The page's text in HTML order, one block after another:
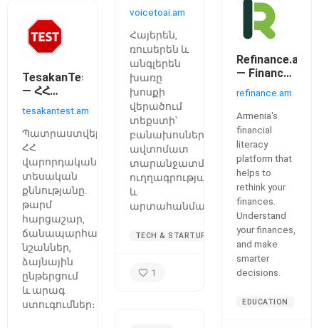
TesakanTest.am
— ՀՀ
վարորդական
տեսական
թեստեր
և
ճանապարհային
նշաններ
tesakantest.am
Պատրաստվեք
ՀՀ
վարորդական
տեսական
քննությանը․
թարմ
հարցաշար,
ճանապարհային
նշաններ,
ձայնային
ընթերցում
և արագ
ստուգումներ։
voicetoai.am
Հայերեն,
ռուսերեն և
անգլերեն
խառը
խոսքի
վերածում
տեքստի՝
բանախոսների
ավտոմատ
տարանջատմամբ,
ուղղագրությամբ
և
արտահանմամբ։
TECH & STARTUPS
1
Refinance.am
— Finances
Simplified
refinance.am
Armenia's
financial
literacy
platform that
helps to
rethink your
finances.
Understand
your finances,
and make
smarter
decisions.
EDUCATION